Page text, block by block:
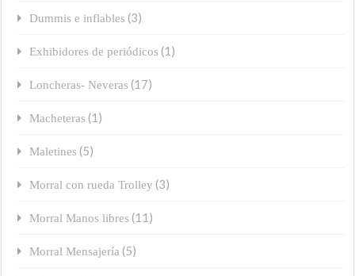
Dummis e inflables (3)
Exhibidores de periódicos (1)
Loncheras- Neveras (17)
Macheteras (1)
Maletines (5)
Morral con rueda Trolley (3)
Morral Manos libres (11)
Morral Mensajería (5)